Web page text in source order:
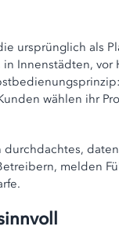
ursprünglich als
Innenstädten, vor
wählen ihr
melden